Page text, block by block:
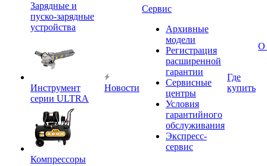
Зарядные и
пуско-зарядные
устройства
Инструмент
серии ULTRA
Компрессоры
Новости
Сервис
Архивные
модели
Регистрация
расширенной
гарантии
Сервисные
центры
Условия
гарантийного
обслуживания
Экспресс-
сервис
Где
купить
О